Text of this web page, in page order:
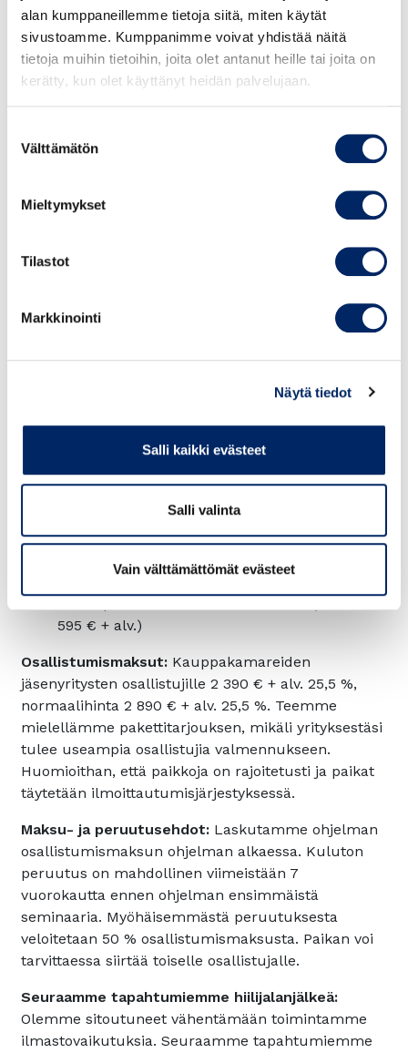
alan kumppaneillemme tietoja siitä, miten käytät
sivustoamme. Kumppanimme voivat yhdistää näitä
tietoja muihin tietoihin, joita olet antanut heille tai joita on
kerätty, kun olet käyttänyt heidän palvelujaan.
valinta
Välttämätön
Mieltymykset
Tilastot
Markkinointi
Näytä tiedot
Salli kaikki evästeet
Salli valinta
Vain välttämättömät evästeet
Jakso III — Tulevaisuus, kriisit ja muutos
Kuinka rakennetaan tulevaisuuden kestävä
brändi?
Brändin kriisivalmius
Tekoälyn vaikutus brändeihin ja näkyvyyteen
Vastuullisuus osana brändin uskottavuutta
Miten brändi pysyy relevanttina nopeasti
Muutoksen johtaminen
Teams-ennakkotapaaminento 1.10.2026 klo
15.30 - 16.30, jossa kuulet valmennuksen
järjestäjiin sekä Howspace-työtilaan.
Ohjelmassa mainitut seminaarit kahvi- ja
lounastarjoiluineen.
595 € + alv.)
Osallistumismaksut: Kauppakamareiden
jäsenyritysten osallistujille 2 390 € + alv. 25,5 %,
normaalihinta 2 890 € + alv. 25,5 %. Teemme
mielellämme pakettitarjouksen, mikäli yrityksestäsi
tulee useampia osallistujia valmennukseen.
Huomioithan, että paikkoja on rajoitetusti ja paikat
täytetään ilmoittautumisjärjestyksessä.
Maksu- ja peruutusehdot: Laskutamme ohjelman
osallistumismaksun ohjelman alkaessa. Kuluton
peruutus on mahdollinen viimeistään 7
vuorokautta ennen ohjelman ensimmäistä
seminaaria. Myöhäisemmästä peruutuksesta
veloitetaan 50 % osallistumismaksusta. Paikan voi
tarvittaessa siirtää toiselle osallistujalle.
Seuraamme tapahtumiemme hiilijalanjälkeä:
Olemme sitoutuneet vähentämään toimintamme
ilmastovaikutuksia. Seuraamme tapahtumiemme